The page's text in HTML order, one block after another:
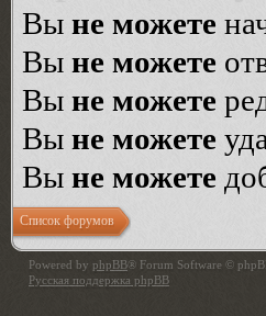
Вы не можете
Вы не можете
Вы не можете
Вы не можете
Вы не можете
Список форумов
Powered by phpBB® Forum Software ©
Русская поддержка phpBB